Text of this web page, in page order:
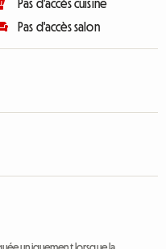
Pas d'accès cuisine
Pas d'accès salon